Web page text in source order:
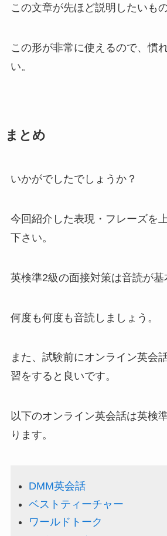
この文章が先ほど説明したいもの
この形が非常に使えるので、慣
い。
まとめ
いかがでしたでしょうか？
今回紹介した表現・フレーズを
下さい。
英検準2級の面接対策は音読が基
何度も何度も音読しましょう。
また、試験前にオンライン英会
習をすると良いです。
以下のオンライン英会話は英検
ります。
DMM英会話
ベストティーチャー
ワールドトーク